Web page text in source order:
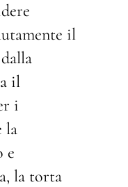
il
il
i
la
e
la torta